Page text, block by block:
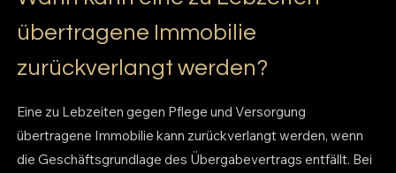
übertragene Immobilie
zurückverlangt werden?
Eine zu Lebzeiten gegen Pflege und Versorgung
übertragene Immobilie kann zurückverlangt werden, wenn
die Geschäftsgrundlage des Übergabevertrags entfällt. Bei